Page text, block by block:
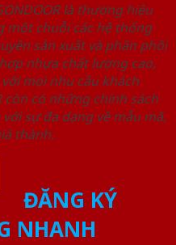
là thương hiệu
một chuỗi các hệ thống
sản xuất và phân phối
nhựa chất lượng cao,
mọi nhu cầu khách
còn có những chính sách
sự đa dạng về mẫu mã,
thành.
ĐĂNG KÝ
NHANH